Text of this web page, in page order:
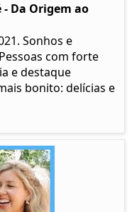
Da Origem ao
Sonhos e
com forte
e destaque
bonito: delícias e